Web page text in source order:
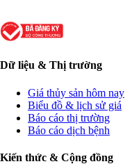
Dữ liệu & Thị trường
Giá thủy sản hôm nay
Biểu đồ & lịch sử giá
Báo cáo thị trường
Báo cáo dịch bệnh
Kiến thức & Cộng đồng